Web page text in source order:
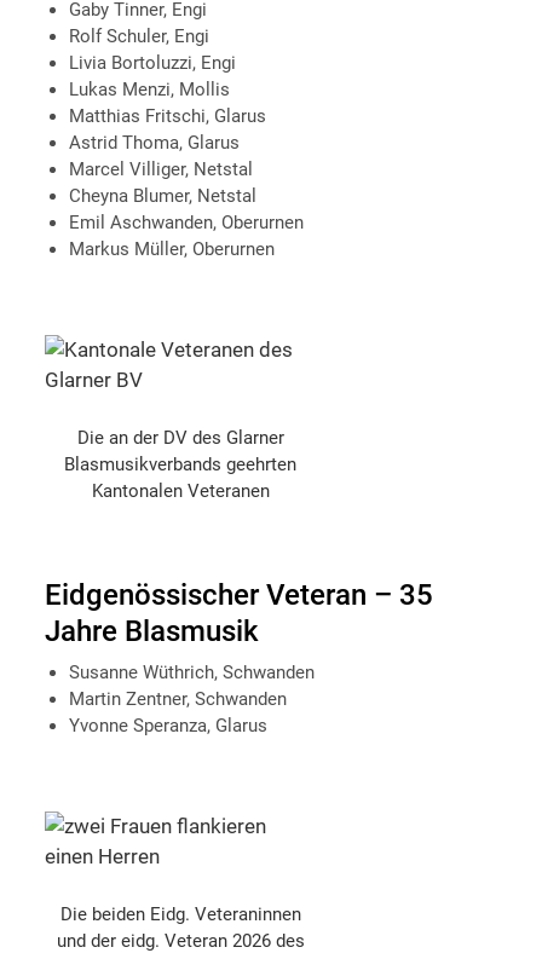
Gaby Tinner, Engi
Rolf Schuler, Engi
Livia Bortoluzzi, Engi
Lukas Menzi, Mollis
Matthias Fritschi, Glarus
Astrid Thoma, Glarus
Marcel Villiger, Netstal
Cheyna Blumer, Netstal
Emil Aschwanden, Oberurnen
Markus Müller, Oberurnen
Die an der DV des Glarner
Blasmusikverbands geehrten
Kantonalen Veteranen
Eidgenössischer Veteran – 35
Jahre Blasmusik
Susanne Wüthrich, Schwanden
Martin Zentner, Schwanden
Yvonne Speranza, Glarus
Die beiden Eidg. Veteraninnen
und der eidg. Veteran 2026 des